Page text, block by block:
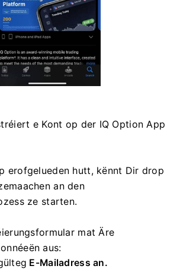
e Kont op der IQ Option App
erofgelueden hutt, kënnt Dir drop
an den
ze starten.
mat Äre
aus:
E-Mailadress an.